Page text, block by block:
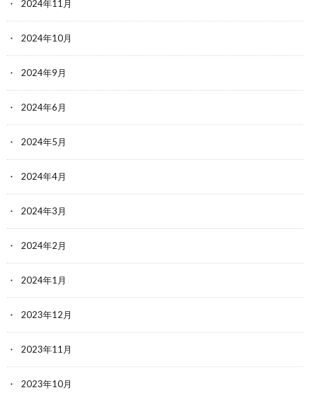
2024年11月
2024年10月
2024年9月
2024年6月
2024年5月
2024年4月
2024年3月
2024年2月
2024年1月
2023年12月
2023年11月
2023年10月